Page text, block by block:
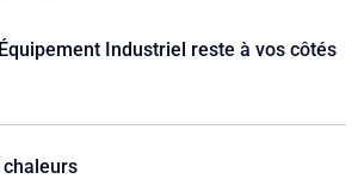
Industriel reste à vos côtés